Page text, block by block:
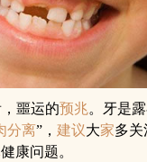
噩运的预兆。牙是
分离”，建议大家多关
健康问题。